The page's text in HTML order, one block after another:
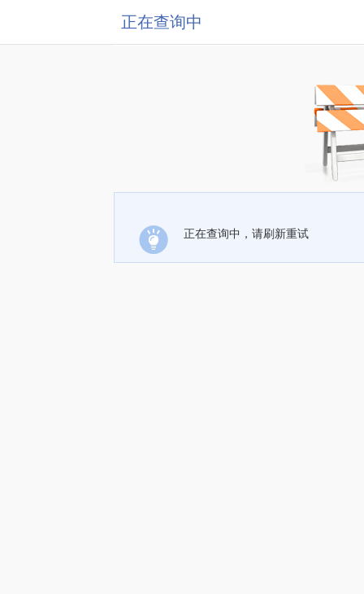
正在查询中
正在查询中，请刷新重试